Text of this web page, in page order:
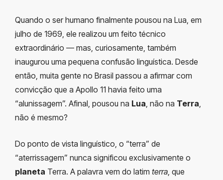
Quando o ser humano finalmente pousou na Lua, em
julho de 1969, ele realizou um feito técnico
extraordinário — mas, curiosamente, também
inaugurou uma pequena confusão linguística. Desde
então, muita gente no Brasil passou a afirmar com
convicção que a Apollo 11 havia feito uma
“alunissagem”. Afinal, pousou na Lua, não na Terra,
não é mesmo?
Do ponto de vista linguístico, o “terra” de
“aterrissagem” nunca significou exclusivamente o
planeta Terra. A palavra vem do latim terra, que